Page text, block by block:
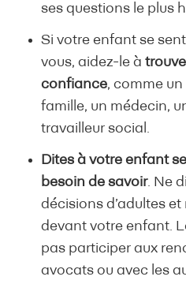
ses questions le plus
Si votre enfant se
vous, aidez-le à
confiance, comme
famille, un médecin,
travailleur social.
Dites à votre enfant
besoin de savoir. Ne
décisions d’adultes
devant votre enfant.
pas participer aux
avocats ou avec les